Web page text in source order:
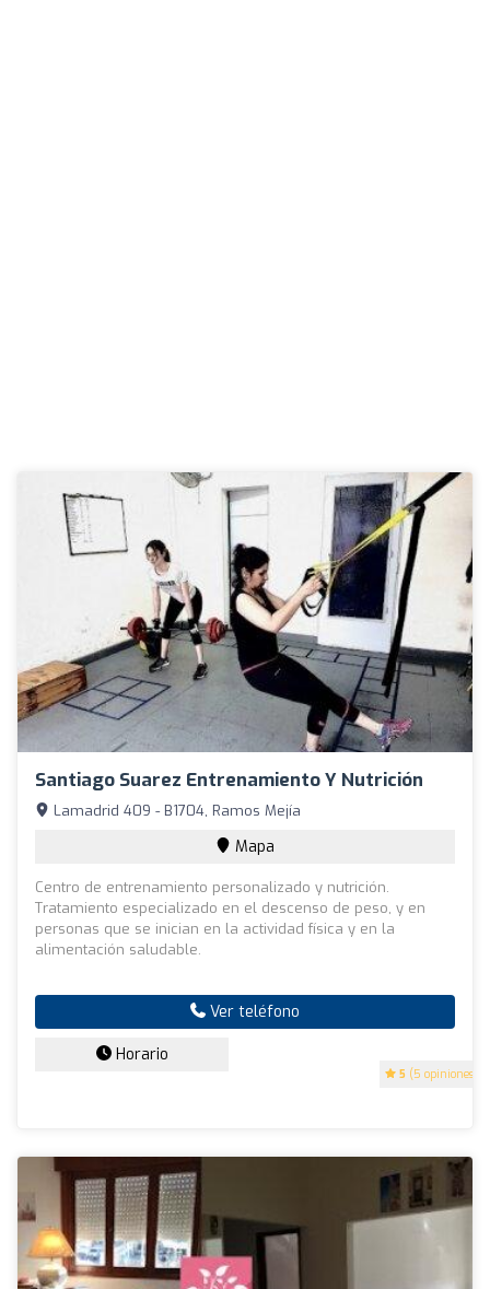
Santiago Suarez Entrenamiento Y Nutrición
5 (5 opiniones)
Lamadrid 409 - B1704, Ramos Mejía
Mapa
Centro de entrenamiento personalizado y nutrición.
Tratamiento especializado en el descenso de peso, y en
personas que se inician en la actividad física y en la
alimentación saludable.
Ver teléfono
Horario